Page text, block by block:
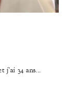
j’ai 34 ans...